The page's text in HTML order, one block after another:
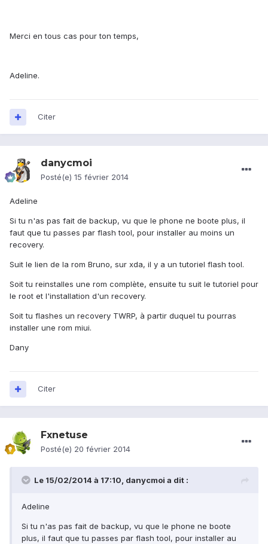
Merci en tous cas pour ton temps,
Adeline.
Citer
danycmoi
Posté(e) 15 février 2014
Adeline
Si tu n'as pas fait de backup, vu que le phone ne boote plus, il
faut que tu passes par flash tool, pour installer au moins un
recovery.
Suit le lien de la rom Bruno, sur xda, il y a un tutoriel flash tool.
Soit tu reinstalles une rom complète, ensuite tu suit le tutoriel pour
le root et l'installation d'un recovery.
Soit tu flashes un recovery TWRP, à partir duquel tu pourras
installer une rom miui.
Dany
Citer
Fxnetuse
Posté(e) 20 février 2014
Le 15/02/2014 à 17:10, danycmoi a dit :
Adeline
Si tu n'as pas fait de backup, vu que le phone ne boote
plus, il faut que tu passes par flash tool, pour installer au